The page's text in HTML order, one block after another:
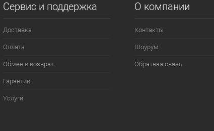
Сервис и поддержка
Доставка
Оплата
Обмен и возврат
Гарантии
Услуги
О компании
Контакты
Шоурум
Обратная связь